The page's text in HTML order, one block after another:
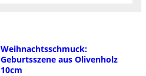
Weihnachtsschmuck:
Geburtsszene aus Olivenholz
10cm